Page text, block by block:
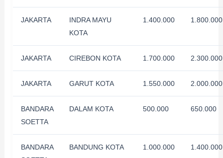
JAKARTA
INDRA MAYU
KOTA
1.400.000 1.800.000
JAKARTA CIREBON KOTA 1.700.000 2.300.000
JAKARTA GARUT KOTA 1.550.000 2.000.000
BANDARA
SOETTA
DALAM KOTA 500.000 650.000
BANDARA
BANDUNG KOTA 1.000.000 1.400.000